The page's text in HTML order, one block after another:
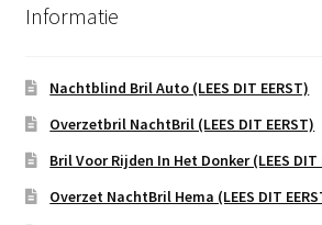
Informatie
Nachtblind Bril Auto (LEES DIT EERST)
Overzetbril NachtBril (LEES DIT EERST)
Bril Voor Rijden In Het Donker (LEES DIT
Overzet NachtBril Hema (LEES DIT